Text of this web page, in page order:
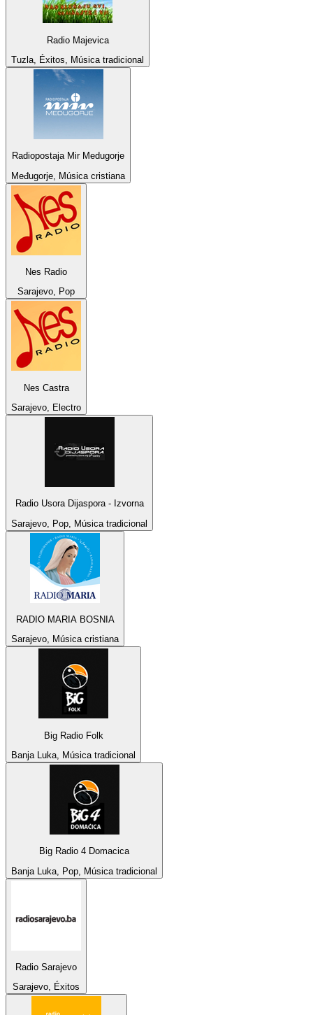
Radio Majevica
Tuzla, Éxitos, Música tradicional
Radiopostaja Mir Medugorje
Međugorje, Música cristiana
Nes Radio
Sarajevo, Pop
Nes Castra
Sarajevo, Electro
Radio Usora Dijaspora - Izvorna
Sarajevo, Pop, Música tradicional
RADIO MARIA BOSNIA
Sarajevo, Música cristiana
Big Radio Folk
Banja Luka, Música tradicional
Big Radio 4 Domacica
Banja Luka, Pop, Música tradicional
Radio Sarajevo
Sarajevo, Éxitos